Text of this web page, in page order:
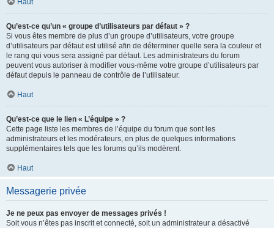
Haut
Qu’est-ce qu’un « groupe d’utilisateurs par défaut » ?
Si vous êtes membre de plus d’un groupe d’utilisateurs, votre groupe
d’utilisateurs par défaut est utilisé afin de déterminer quelle sera la couleur et
le rang qui vous sera assigné par défaut. Les administrateurs du forum
peuvent vous autoriser à modifier vous-même votre groupe d’utilisateurs par
défaut depuis le panneau de contrôle de l’utilisateur.
Haut
Qu’est-ce que le lien « L’équipe » ?
Cette page liste les membres de l’équipe du forum que sont les
administrateurs et les modérateurs, en plus de quelques informations
supplémentaires tels que les forums qu’ils modèrent.
Haut
Messagerie privée
Je ne peux pas envoyer de messages privés !
Soit vous n’êtes pas inscrit et connecté, soit un administrateur a désactivé